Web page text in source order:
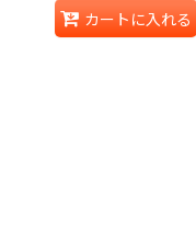
カートに入れる